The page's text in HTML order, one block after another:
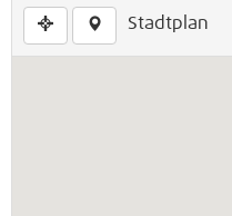
Stadtplan